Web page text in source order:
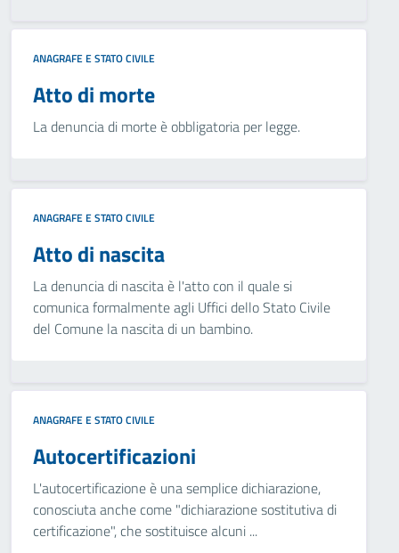
ANAGRAFE E STATO CIVILE
Atto di morte
La denuncia di morte è obbligatoria per legge.
ANAGRAFE E STATO CIVILE
Atto di nascita
La denuncia di nascita è l'atto con il quale si
comunica formalmente agli Uffici dello Stato Civile
del Comune la nascita di un bambino.
ANAGRAFE E STATO CIVILE
Autocertificazioni
L'autocertificazione è una semplice dichiarazione,
conosciuta anche come "dichiarazione sostitutiva di
certificazione", che sostituisce alcuni ...